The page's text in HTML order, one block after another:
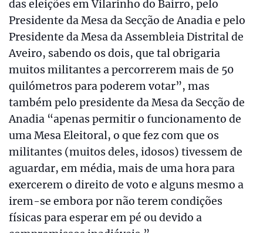
das eleições em Vilarinho do Bairro, pelo
Presidente da Mesa da Secção de Anadia e pelo
Presidente da Mesa da Assembleia Distrital de
Aveiro, sabendo os dois, que tal obrigaria
muitos militantes a percorrerem mais de 50
quilómetros para poderem votar”, mas
também pelo presidente da Mesa da Secção de
Anadia “apenas permitir o funcionamento de
uma Mesa Eleitoral, o que fez com que os
militantes (muitos deles, idosos) tivessem de
aguardar, em média, mais de uma hora para
exercerem o direito de voto e alguns mesmo a
irem-se embora por não terem condições
físicas para esperar em pé ou devido a